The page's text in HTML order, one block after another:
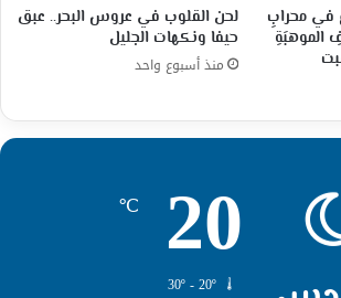
في محرابِ
الموهبَةِ
لحن القلوب في عروس البحر.. عبق
حيفا ونكهات الجليل
منذ أسبوع واحد
20
℃